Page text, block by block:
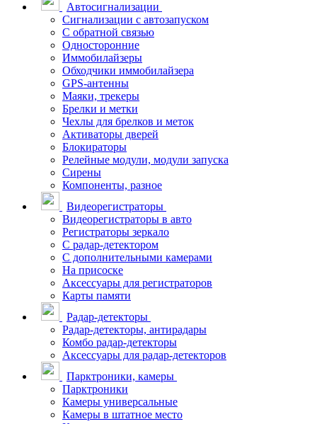
Автосигнализации
Сигнализации с автозапуском
С обратной связью
Односторонние
Иммобилайзеры
Обходчики иммобилайзера
GPS-антенны
Маяки, трекеры
Брелки и метки
Чехлы для брелков и меток
Активаторы дверей
Блокираторы
Релейные модули, модули запуска
Сирены
Компоненты, разное
Видеорегистраторы
Видеорегистраторы в авто
Регистраторы зеркало
С радар-детектором
С дополнительными камерами
На присоске
Аксессуары для регистраторов
Карты памяти
Радар-детекторы
Радар-детекторы, антирадары
Комбо радар-детекторы
Аксессуары для радар-детекторов
Парктроники, камеры
Парктроники
Камеры универсальные
Камеры в штатное место